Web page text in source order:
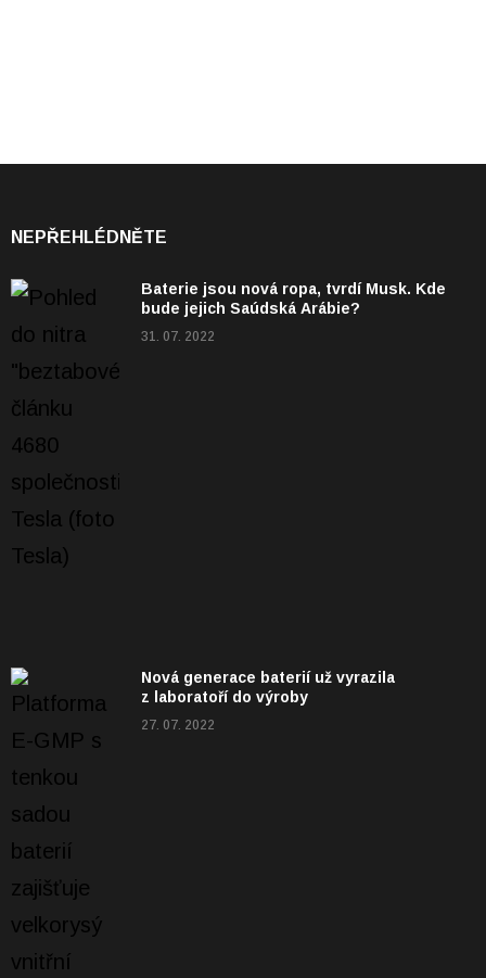
NEPŘEHLÉDNĚTE
Baterie jsou nová ropa, tvrdí Musk. Kde
bude jejich Saúdská Arábie?
31. 07. 2022
Nová generace baterií už vyrazila
z laboratoří do výroby
27. 07. 2022